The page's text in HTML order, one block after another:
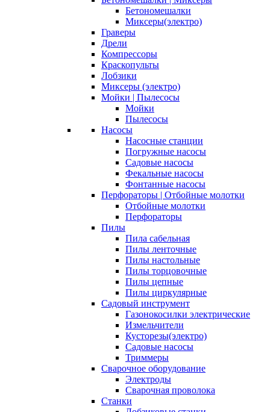
Бетономешалки
Миксеры(электро)
Граверы
Дрели
Компрессоры
Краскопульты
Лобзики
Миксеры (электро)
Мойки | Пылесосы
Мойки
Пылесосы
Насосы
Насосные станции
Погружные насосы
Садовые насосы
Фекальные насосы
Фонтанные насосы
Перфораторы | Отбойные молотки
Отбойные молотки
Перфораторы
Пилы
Пила сабельная
Пилы ленточные
Пилы настольные
Пилы торцовочные
Пилы цепные
Пилы циркулярные
Садовый инструмент
Газонокосилки электрические
Измельчители
Кусторезы(электро)
Садовые насосы
Триммеры
Сварочное оборудование
Электроды
Сварочная проволока
Станки